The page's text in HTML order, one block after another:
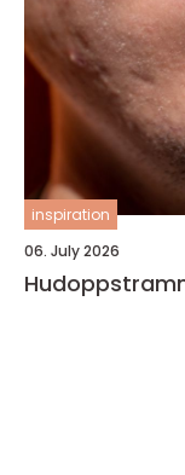
inspiration
06. July 2026